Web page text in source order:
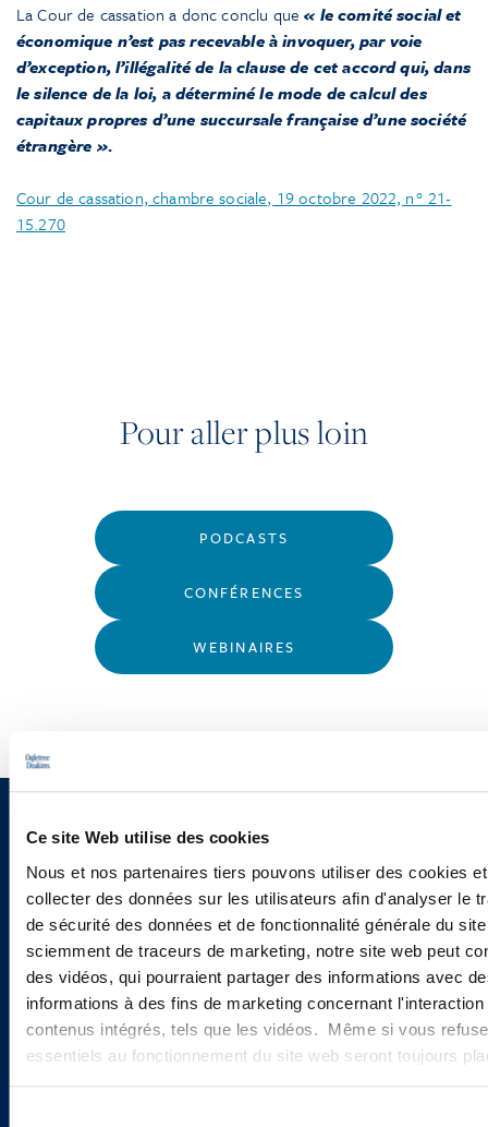
Ce site Web utilise des cookies
Nous et nos partenaires tiers pouvons utiliser des cookies
collecter des données sur les utilisateurs afin d'analyser le
de sécurité des données et de fonctionnalité générale du
sciemment de traceurs de marketing, notre site web peut
des vidéos, qui pourraient partager des informations avec
informations à des fins de marketing concernant
contenus intégrés, tels que les vidéos. Même si vous
essentiels au fonctionnement du site web seront toujours
La Cour de cassation a donc conclu que« le comité social et
économique n’est pas recevable à invoquer, par voie
d’exception, l’illégalité de la clause de cet accord qui, dans
le silence de la loi, a déterminé le mode de calcul des
capitaux propres d’une succursale française d’une société
étrangère ».
Cour de cassation, chambre sociale, 19 octobre 2022, n° 21-
15.270
Pour aller plus loin
PODCASTS
CONFÉRENCES
WEBINAIRES
Vous souhaitez recevoir nos
newsletters, informations et
actualités ?
INSCRIVEZ-VOUS ICI